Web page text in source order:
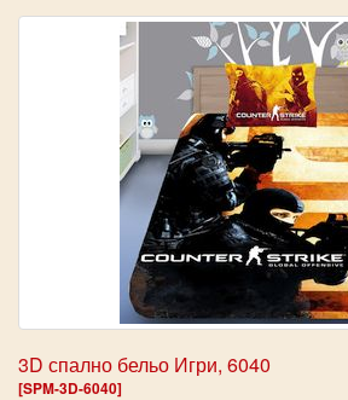
3D спално бельо Игри, 6040
[SPM-3D-6040]